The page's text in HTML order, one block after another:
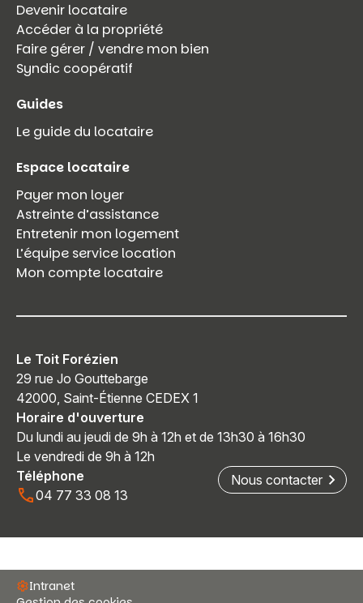
Devenir locataire
Accéder à la propriété
Faire gérer / vendre mon bien
Syndic coopératif
Guides
Le guide du locataire
Espace locataire
Payer mon loyer
Astreinte d’assistance
Entretenir mon logement
L’équipe service location
Mon compte locataire
Le Toit Forézien
29 rue Jo Gouttebarge
42000, Saint-Étienne CEDEX 1
Horaire d'ouverture
Du lundi au jeudi de 9h à 12h et de 13h30 à 16h30
Le vendredi de 9h à 12h
Téléphone
04 77 33 08 13
Nous contacter
Intranet